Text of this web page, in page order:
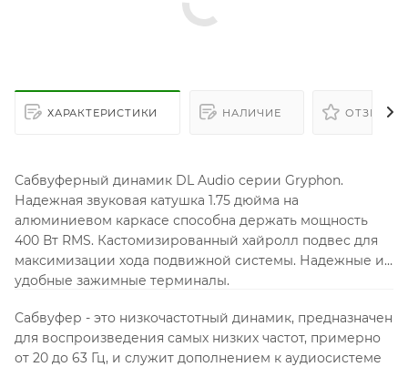
ХАРАКТЕРИСТИКИ НАЛИЧИЕ ОТЗЫВЫ
Сабвуферный динамик DL Audio серии Gryphon.
Надежная звуковая катушка 1.75 дюйма на
алюминиевом каркасе способна держать мощность
400 Вт RMS. Кастомизированный хайролл подвес для
максимизации хода подвижной системы. Надежные и
удобные зажимные терминалы.
Сабвуфер - это низкочастотный динамик, предназначен
для воспроизведения самых низких частот, примерно
от 20 до 63 Гц, и служит дополнением к аудиосистеме